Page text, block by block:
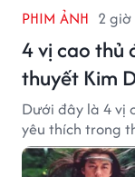
PHIM ẢNH 2
4 vị cao thủ
thuyết Kim
Dưới đây là 4 vị
yêu thích trong